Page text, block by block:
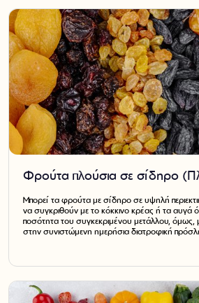
Φρούτα πλούσια σε σίδηρο
Μπορεί τα φρούτα με σίδηρο σε υψηλή
να συγκριθούν με το κόκκινο κρέας ή τα αυγά
ποσότητα του συγκεκριμένου μετάλλου,
στην συνιστώμενη ημερήσια διατροφική